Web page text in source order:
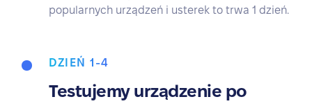
popularnych urządzeń i usterek to trwa 1 dzień.
DZIEŃ 1-4
Testujemy urządzenie po